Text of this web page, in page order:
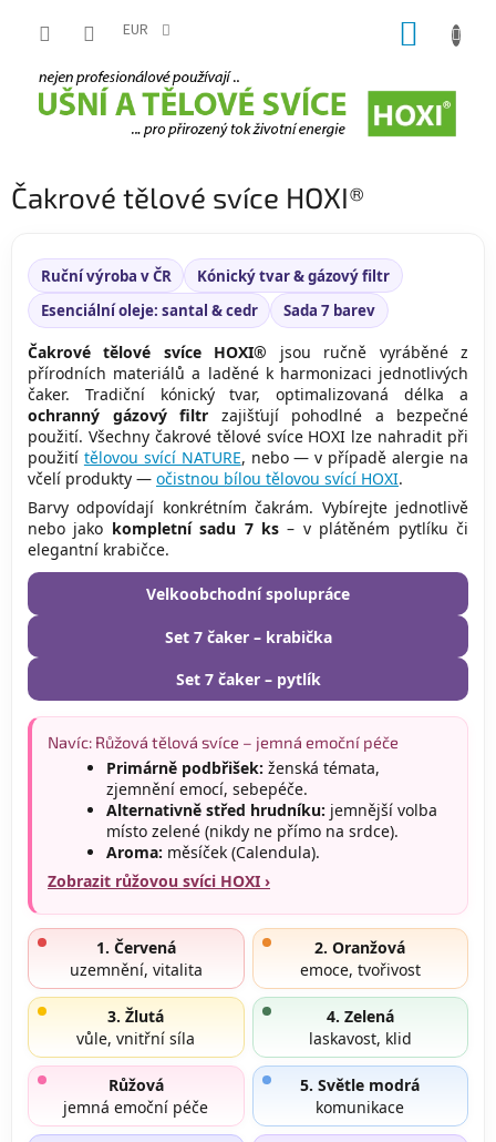
EUR
Čakrové tělové svíce HOXI®
Ruční výroba v ČR
Kónický tvar & gázový filtr
Esenciální oleje: santal & cedr
Sada 7 barev
Čakrové tělové svíce HOXI® jsou ručně vyráběné z
přírodních materiálů a laděné k harmonizaci jednotlivých
čaker. Tradiční kónický tvar, optimalizovaná délka a
ochranný gázový filtr zajišťují pohodlné a bezpečné
použití. Všechny čakrové tělové svíce HOXI lze nahradit při
použití tělovou svící NATURE, nebo — v případě alergie na
včelí produkty — očistnou bílou tělovou svící HOXI.
Barvy odpovídají konkrétním čakrám. Vybírejte jednotlivě
nebo jako kompletní sadu 7 ks – v plátěném pytlíku či
elegantní krabičce.
Velkoobchodní spolupráce
Set 7 čaker – krabička
Set 7 čaker – pytlík
Navíc: Růžová tělová svíce – jemná emoční péče
Primárně podbřišek: ženská témata,
zjemnění emocí, sebepéče.
Alternativně střed hrudníku: jemnější volba
místo zelené (nikdy ne přímo na srdce).
Aroma: měsíček (Calendula).
Zobrazit růžovou svíci HOXI ›
1. Červená
uzemnění, vitalita
2. Oranžová
emoce, tvořivost
3. Žlutá
vůle, vnitřní síla
4. Zelená
laskavost, klid
Růžová
jemná emoční péče
5. Světle modrá
komunikace